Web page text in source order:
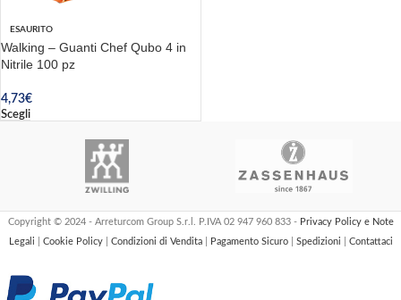
ESAURITO
Walking – Guanti Chef Qubo 4 in
Nitrile 100 pz
4,73€
Scegli
Copyright © 2024 - Arreturcom Group S.r.l. P.IVA 02 947 960 833 - Privacy Policy e Note
Legali
Cookie Policy Condizioni di Vendita Pagamento Sicuro Spedizioni Contattaci